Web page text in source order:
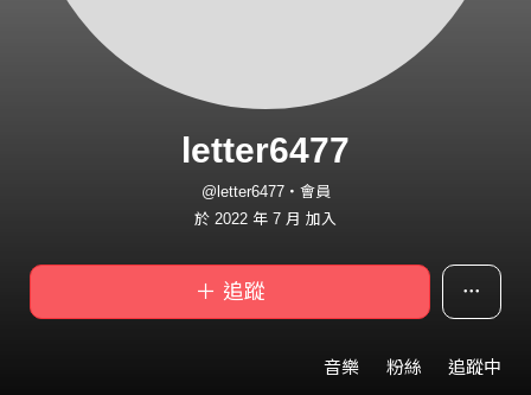
letter6477
@letter6477・會員
於 2022 年 7 月 加入
＋ 追蹤
音樂 粉絲 追蹤中